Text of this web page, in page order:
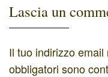
Lascia un
Il tuo indirizzo
obbligatori sono